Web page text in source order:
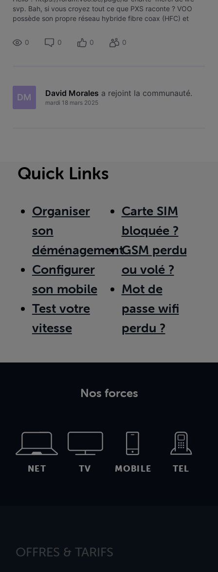
svp. Bah, si vous croyez tout ce que PXS raconte ? VOO
possède son propre réseau hybride fibre coax (HFC) et
Pourquoi VOO
0 0 0 0
DM David Morales a rejoint la communauté.
mardi 18 mars 2025
Quick Links
Organiser
son
déménagement
Configurer
son mobile
Test votre
vitesse
Carte SIM
bloquée ?
GSM perdu
ou volé ?
Mot de
passe wifi
perdu ?
Nos forces
NET TV MOBILE TEL
OFFRES & TARIFS